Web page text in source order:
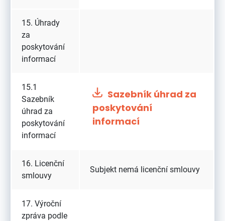
15. Úhrady
za
poskytování
informací
15.1
Sazebník
úhrad za
poskytování
informací
Sazebník úhrad za
poskytování
informací
16. Licenční
smlouvy
Subjekt nemá licenční smlouvy
17. Výroční
zpráva podle